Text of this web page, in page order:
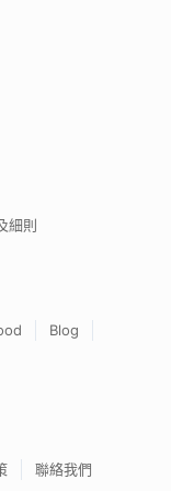
細則
Blog
聯絡我們